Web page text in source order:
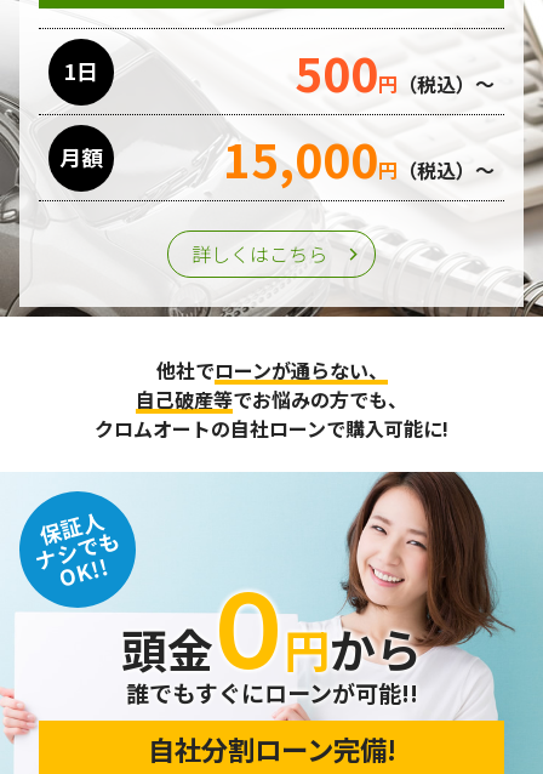
委託先の管理･監督
利用目的の遂行のために業務を委託する場合、個人情報の取
り扱いに関する委託先の適正な管理・監督をおこないます。
第三者への提供
個人情報は、ご本人の同意を得た場合または法令の定めがあ
る場合を除き、第三者に提供することはいたしません。
失、破壊、改ざん及び漏えいなどに対する予防ならびに是正
に努め、合理的な安全対策を講じます。
また、個人情報保護に関する法令およびその他の規範を遵守
するとともに、この方針に基づく個人情報保護規程や体制を
定め、その内容を継続的に見直し、改善に努めます。
個人情報の訂正･削除・開示
ご本人から、登録されている個人情報について訂正・削除・
開示の請求があった場合は、迅速に対応いたします。
当ホームページが保有する個人情報の取り扱い、および訂
正・削除・開示等に関するお問い合わせ先は、以下の通りで
個人情報保護担当窓口
1日 500円 （税込）～
月額 15,000円 （税込）～
詳しくはこちら
他社でローンが通らない、
自己破産等でお悩みの方でも、
クロムオートの自社ローンで購入可能に!
保証人
ナシでも
OK!!
頭金０円から
誰でもすぐにローンが可能!!
自社分割ローン完備!